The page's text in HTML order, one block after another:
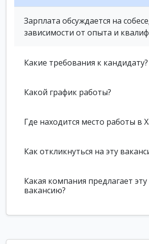
Зарплата обсуждается на
зависимости от опыта и
Какие требования к кандидату?
Какой график работы?
Где находится место работы в
Как откликнуться на эту
Какая компания предлагает эту
вакансию?